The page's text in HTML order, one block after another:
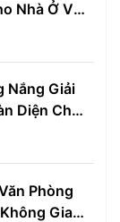
Nhà Ở Và
Nắng Giải
Diện Cho
Phòng
Gian